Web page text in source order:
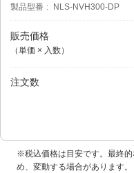
製品型番
NLS-NVH300-DP
販売価格
（単価 × 入数）
注文数
※税込価格は目安です。最終
め、変動する場合があります。